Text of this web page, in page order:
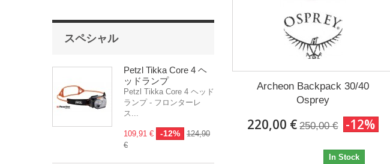
スペシャル
Petzl Tikka Core 4 ヘ
ッドランプ
Petzl Tikka Core 4 ヘッド
ランプ - フロンターレ
ス...
109,91 € -12%
124,90
€
Archeon Backpack 30/40
Osprey
220,00 € 250,00 €
-12%
In Stock